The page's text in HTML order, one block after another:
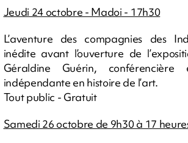
Jeudi 24 octobre - Madoi - 17h30
L’aventure des compagnies des
inédite avant l’ouverture de
Géraldine Guérin, conférencière
indépendante en histoire de l’art.
Tout public - Gratuit
Samedi 26 octobre de 9h30 à 17